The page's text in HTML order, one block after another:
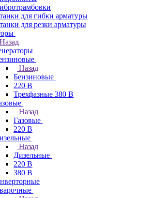
для гибки арматуры
для резки арматуры
Назад
Назад
Бензиновые
220 В
Трехфазные 380 В
Назад
Газовые
220 В
Назад
Дизельные
220 В
380 В